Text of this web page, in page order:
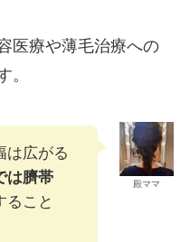
医療や薄毛治療への
。
殿ママ
は広がる
は臍帯
ること